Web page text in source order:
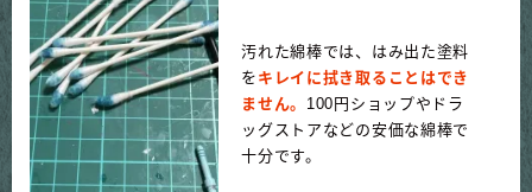
汚れた綿棒では、はみ出た塗料
を キレイに拭き取ることはでき
ません。 100円ショップやドラ
ッグストアなどの安価な綿棒で
十分です。